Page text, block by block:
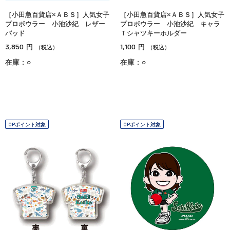
［小田急百貨店×ＡＢＳ］人気女子
プロボウラー 小池沙紀 レザー
パッド
3,850 円 （税込）
在庫：○
［小田急百貨店×ＡＢＳ］人気女子
プロボウラー 小池沙紀 キャラ
Ｔシャツキーホルダー
1,100 円 （税込）
在庫：○
OPポイント対象 OPポイント対象